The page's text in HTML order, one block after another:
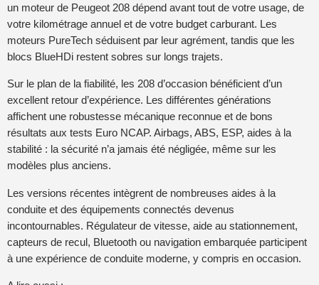
un moteur de Peugeot 208 dépend avant tout de votre usage, de
votre kilométrage annuel et de votre budget carburant. Les
moteurs PureTech séduisent par leur agrément, tandis que les
blocs BlueHDi restent sobres sur longs trajets.
Sur le plan de la fiabilité, les 208 d’occasion bénéficient d’un
excellent retour d’expérience. Les différentes générations
affichent une robustesse mécanique reconnue et de bons
résultats aux tests Euro NCAP. Airbags, ABS, ESP, aides à la
stabilité : la sécurité n’a jamais été négligée, même sur les
modèles plus anciens.
Les versions récentes intègrent de nombreuses aides à la
conduite et des équipements connectés devenus
incontournables. Régulateur de vitesse, aide au stationnement,
capteurs de recul, Bluetooth ou navigation embarquée participent
à une expérience de conduite moderne, y compris en occasion.